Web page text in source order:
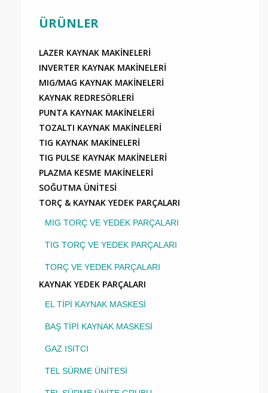
ÜRÜNLER
LAZER KAYNAK MAKİNELERİ
INVERTER KAYNAK MAKİNELERİ
MIG/MAG KAYNAK MAKİNELERİ
KAYNAK REDRESÖRLERİ
PUNTA KAYNAK MAKİNELERİ
TOZALTI KAYNAK MAKİNELERİ
TIG KAYNAK MAKİNELERİ
TIG PULSE KAYNAK MAKİNELERİ
PLAZMA KESME MAKİNELERİ
SOĞUTMA ÜNİTESİ
TORÇ & KAYNAK YEDEK PARÇALARI
MIG TORÇ VE YEDEK PARÇALARI
TIG TORÇ VE YEDEK PARÇALARI
TORÇ VE YEDEK PARÇALARI
KAYNAK YEDEK PARÇALARI
EL TİPİ KAYNAK MASKESİ
BAŞ TİPİ KAYNAK MASKESİ
GAZ ISITCI
TEL SÜRME ÜNİTESİ